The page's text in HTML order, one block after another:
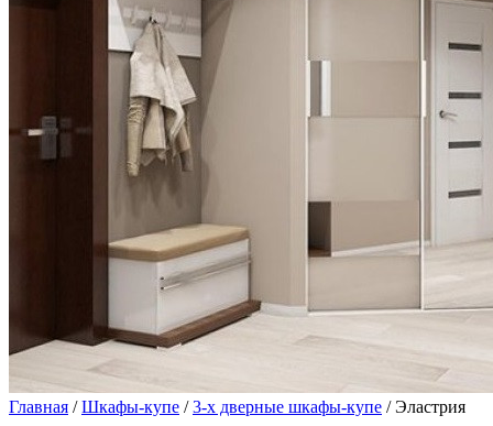
Главная /Шкафы-купе /3-х дверные шкафы-купе / Эластрия